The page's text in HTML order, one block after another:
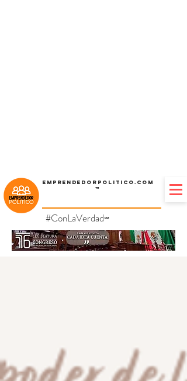
Emprendedorpolitico.com
™
#ConLaVerdad℠